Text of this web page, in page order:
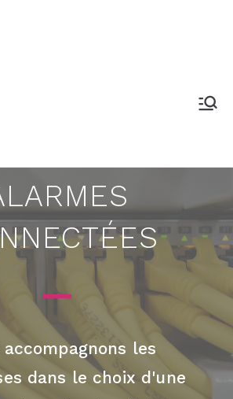
accompagnons les
dans le choix d'une